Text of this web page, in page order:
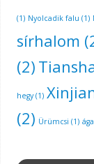
(1) Nyolcadik falu (1)
sírhalom
(2)
hegy(1)
(2) Ürümcsi (1)